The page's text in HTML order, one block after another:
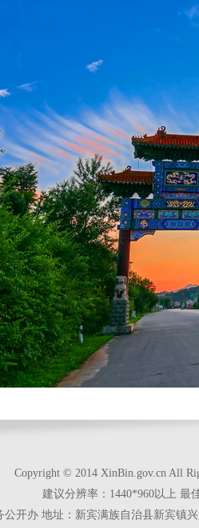
Copyright © 2014 XinBin.gov.cn All
建议分辨率：1440*960以上 最
开办 地址：新宾满族自治县新宾镇